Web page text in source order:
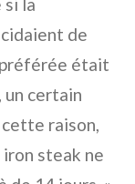
de
était
un certain
raison,
steak ne